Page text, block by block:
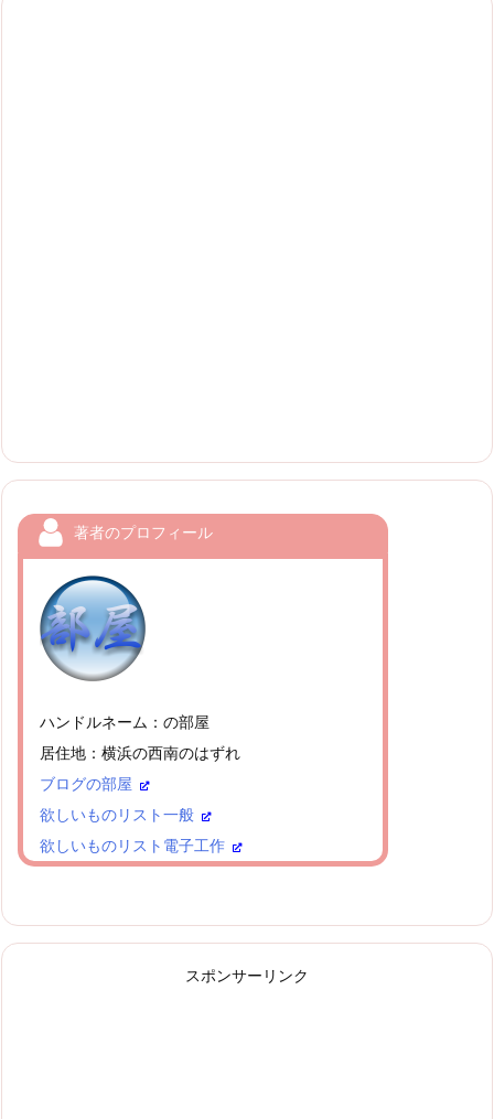
著者のプロフィール
ハンドルネーム：の部屋
居住地：横浜の西南のはずれ
ブログの部屋
欲しいものリスト一般
欲しいものリスト電子工作
スポンサーリンク